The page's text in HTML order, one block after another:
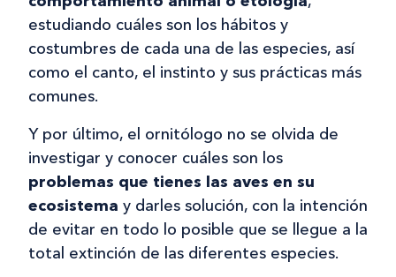
estudiando cuáles son los hábitos y
costumbres de cada una de las especies, así
como el canto, el instinto y sus prácticas más
comunes.
Y por último, el ornitólogo no se olvida de
investigar y conocer cuáles son los
problemas que tienes las aves en su
ecosistema y darles solución, con la intención
de evitar en todo lo posible que se llegue a la
total extinción de las diferentes especies.